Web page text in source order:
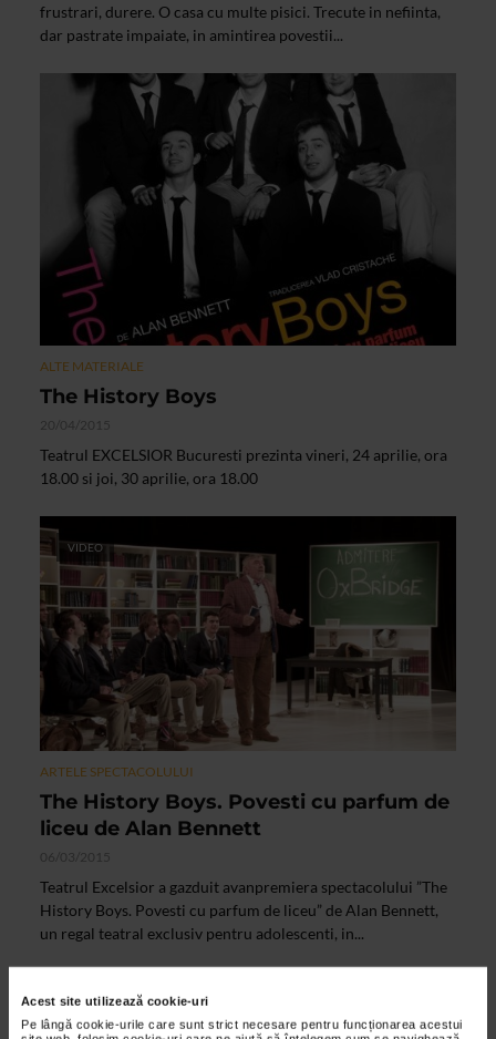
Acest site utilizează cookie-uri
Pe lângă cookie-urile care sunt strict necesare pentru funcționarea acestui
frustrari, durere. O casa cu multe pisici. Trecute in nefiinta,
dar pastrate impaiate, in amintirea povestii...
ALTE MATERIALE
The History Boys
20/04/2015
Teatrul EXCELSIOR Bucuresti prezinta vineri, 24 aprilie, ora
18.00 si joi, 30 aprilie, ora 18.00
VIDEO
ARTELE SPECTACOLULUI
The History Boys. Povesti cu parfum de
liceu de Alan Bennett
06/03/2015
Teatrul Excelsior a gazduit avanpremiera spectacolului ”The
History Boys. Povesti cu parfum de liceu” de Alan Bennett,
un regal teatral exclusiv pentru adolescenti, in...